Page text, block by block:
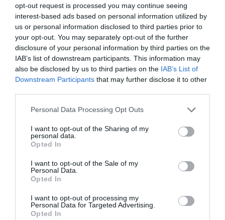
opt-out request is processed you may continue seeing
interest-based ads based on personal information utilized by
us or personal information disclosed to third parties prior to
your opt-out. You may separately opt-out of the further
disclosure of your personal information by third parties on the
IAB’s list of downstream participants. This information may
also be disclosed by us to third parties on the IAB’s List of
Downstream Participants that may further disclose it to other
Personal Data Processing Opt Outs
I want to opt-out of the Sharing of my
personal data.
Opted In
I want to opt-out of the Sale of my
Personal Data.
Opted In
I want to opt-out of processing my
Personal Data for Targeted Advertising.
Opted In